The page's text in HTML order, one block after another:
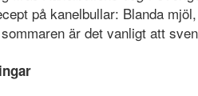
på kanelbullar: Blanda
är det vanligt att